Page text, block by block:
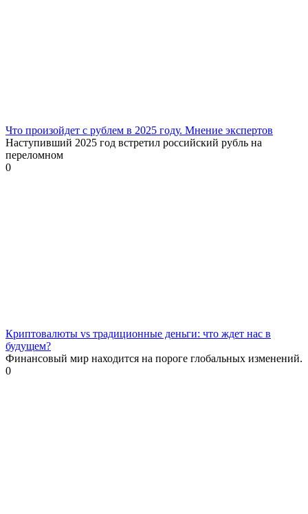
Что произойдет с рублем в 2025 году. Мнение экспертов
Наступивший 2025 год встретил российский рубль на
переломном
0
Криптовалюты vs традиционные деньги: что ждет нас в
будущем?
Финансовый мир находится на пороге глобальных изменений.
0